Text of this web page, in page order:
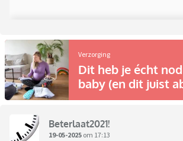
Verzorging
Dit heb je écht
baby (en dit juist
Beterlaat2021!
19-05-2025 om 17:13